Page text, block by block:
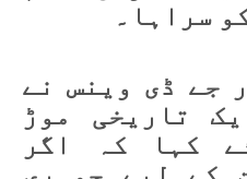
سراہا۔
جے ڈی وینس نے
تاریخی موڑ
کہا کہ اگر